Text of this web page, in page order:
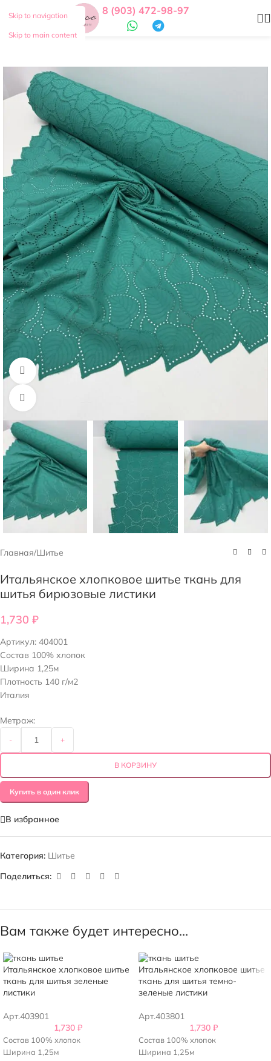
Skip to navigation
Skip to main content
8 (903) 472-98-97
Смотреть видео
Главная/Шитье
Итальянское хлопковое шитье ткань для
шитья бирюзовые листики
1,730 ₽
Артикул: 404001
Состав 100% хлопок
Ширина 1,25м
Плотность 140 г/м2
Италия
Метраж:
- +
В КОРЗИНУ
Купить в один клик
В избранное
Категория: Шитье
Поделиться:
Вам также будет интересно…
Итальянское хлопковое шитье
ткань для шитья зеленые
листики
Арт.403901
1,730 ₽
Состав 100% хлопок
Ширина 1,25м
Итальянское хлопковое шитье
ткань для шитья темно-
зеленые листики
Арт.403801
1,730 ₽
Состав 100% хлопок
Ширина 1,25м